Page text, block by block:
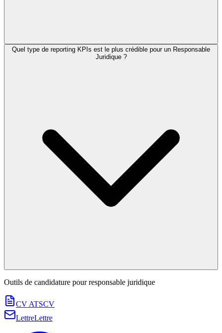
Quel type de reporting KPIs est le plus crédible pour un Responsable
Juridique ?
Outils de candidature pourresponsable juridique
CV ATSCV
LettreLettre